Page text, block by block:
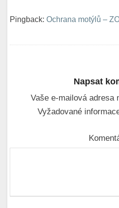
Pingback: Ochrana motýlů –
Napsat
Vaše e-mailová adresa
Vyžadované